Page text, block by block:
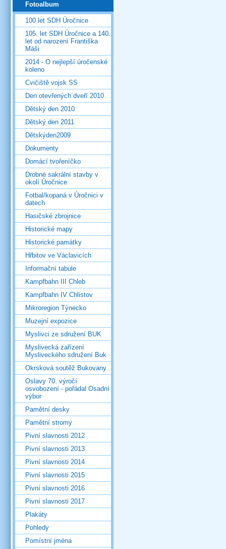
Fotoalbum
100 let SDH Úročnice
105. let SDH Úročnice a 140.
let od narození Františka
Máši
2014 - O nejlepší úročenské
koleno
Cvičiště vojsk SS
Den otevřených dveří 2010
Dětský den 2010
Dětský den 2011
Dětskýden2009
Dokumenty
Domácí tvořeníčko
Drobné sakrální stavby v
okolí Úročnice
Fotbal/kopaná v Úročnici v
datech
Hasičské zbrojnice
Historické mapy
Historické památky
Hřbitov ve Václavicích
Informační tabule
Kampfbahn III Chleb
Kampfbahn IV Chlistov
Mikroregion Týnecko
Muzejní expozice
Myslivci ze sdružení BUK
Myslivecká zařízení
Mysliveckého sdružení Buk
Okrsková soutěž Bukovany
Oslavy 70. výročí
osvobození - pořádal Osadní
výbor
Pamětní desky
Pamětní stromy
Pivní slavnosti 2012
Pivní slavnosti 2013
Pivní slavnosti 2014
Pivní slavnosti 2015
Pivní slavnosti 2016
Pivní slavnosti 2017
Plakáty
Pohledy
Pomístní jména